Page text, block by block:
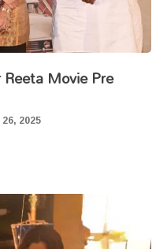
Reeta Movie Pre
2025